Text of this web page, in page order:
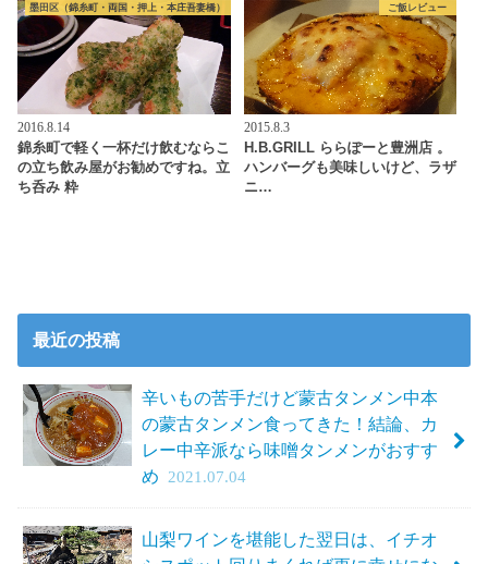
墨田区（錦糸町・両国・押上・本庄吾妻橋）
2016.8.14
錦糸町で軽く一杯だけ飲むならこ
の立ち飲み屋がお勧めですね。立
ち呑み 粋
ご飯レビュー
2015.8.3
H.B.GRILL ららぽーと豊洲店 。
ハンバーグも美味しいけど、ラザ
ニ…
最近の投稿
辛いもの苦手だけど蒙古タンメン中本
の蒙古タンメン食ってきた！結論、カ
レー中辛派なら味噌タンメンがおすす
め
2021.07.04
山梨ワインを堪能した翌日は、イチオ